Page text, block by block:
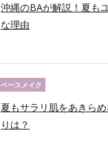
沖縄のBAが解説！夏も
な理由
ベースメイク
夏もサラリ肌をあきら
りは？